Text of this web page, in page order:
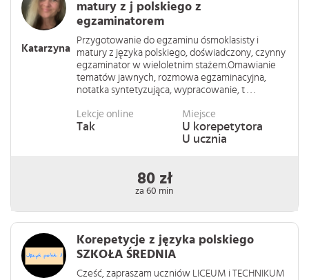
Katarzyna
matury z j polskiego z
egzaminatorem
Przygotowanie do egzaminu ósmoklasisty i
matury z języka polskiego, doświadczony, czynny
egzaminator w wieloletnim stażem.Omawianie
tematów jawnych, rozmowa egzaminacyjna,
notatka syntetyzująca, wypracowanie, t . . .
Lekcje online
Tak
Miejsce
U korepetytora
U ucznia
80 zł
za 60 min
Korepetycje z języka polskiego
SZKOŁA ŚREDNIA
Cześć, zapraszam uczniów LICEUM i TECHNIKUM